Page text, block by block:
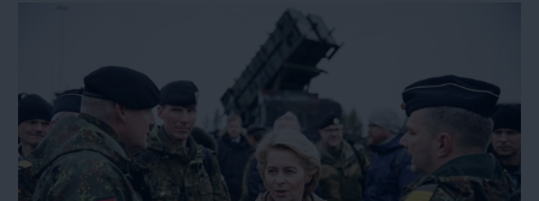
União. Na realidade, o bloco federalista estilhaçou-se e
garantiu à direitista alemã apenas 383 votos dos 747
membros em exercício do Parlamento, o que significa a
deserção de 86 membros da maioria institucional que a
designou: extrema-direita dos Conservadores e
Reformistas (ECR), direita e extrema-direita do Partido
Popular Europeu (PPE), neoliberais assumidos (Europa